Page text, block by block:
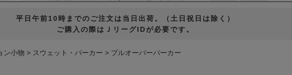
平日午前10時までのご注文は当日出荷。（土日祝日は除く）
ご購入の際はＪリーグIDが必要です。
ン小物 スウェット・パーカー プルオーバーパーカー